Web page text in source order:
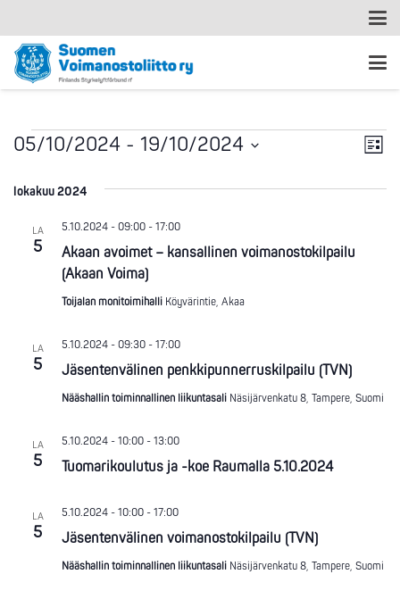
Tapahtumat Lista
05/10/2024 - 19/10/2024
päivä.
lokakuu 2024
LA
5
Akaan avoimet – kansallinen voimanostokilpailu
(Akaan Voima)
5.10.2024 - 09:00 - 17:00
Toijalan monitoimihalli Köyvärintie, Akaa
LA
5 Jäsentenvälinen penkkipunnerruskilpailu (TVN)
5.10.2024 - 09:30 - 17:00
Nääshallin toiminnallinen liikuntasali Näsijärvenkatu 8, Tampere, Suomi
LA
5 Tuomarikoulutus ja -koe Raumalla 5.10.2024
5.10.2024 - 10:00 - 13:00
LA
5 Jäsentenvälinen voimanostokilpailu (TVN)
5.10.2024 - 10:00 - 17:00
Nääshallin toiminnallinen liikuntasali Näsijärvenkatu 8, Tampere, Suomi